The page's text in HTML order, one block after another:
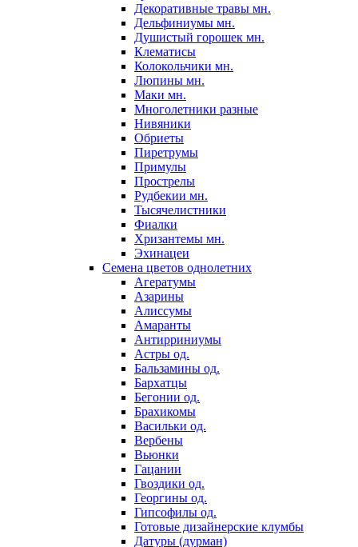
Декоративные травы мн.
Дельфиниумы мн.
Душистый горошек мн.
Клематисы
Колокольчики мн.
Люпины мн.
Маки мн.
Многолетники разные
Нивяники
Обриеты
Пиретрумы
Примулы
Прострелы
Рудбекии мн.
Тысячелистники
Фиалки
Хризантемы мн.
Эхинацеи
Семена цветов однолетних
Агератумы
Азарины
Алиссумы
Амаранты
Антирриниумы
Астры од.
Бальзамины од.
Бархатцы
Бегонии од.
Брахикомы
Васильки од.
Вербены
Вьюнки
Гацании
Гвоздики од.
Георгины од.
Гипсофилы од.
Готовые дизайнерские клумбы
Датуры (дурман)